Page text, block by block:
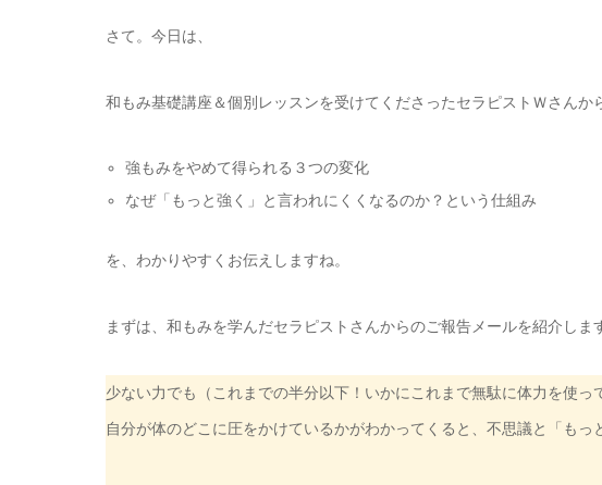
さて。今日は、
和もみ基礎講座＆個別レッスンを受けてくださったセラピストＷさんか
強もみをやめて得られる３つの変化
なぜ「もっと強く」と言われにくくなるのか？という仕組み
を、わかりやすくお伝えしますね。
まずは、和もみを学んだセラピストさんからのご報告メールを紹介しま
少ない力でも（これまでの半分以下！いかにこれまで無駄に体力を使っ
自分が体のどこに圧をかけているかがわかってくると、不思議と「もっ